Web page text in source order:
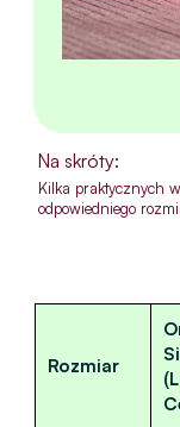
Na skróty:
Kilka praktycznych
odpowiedniego
Rozmiar